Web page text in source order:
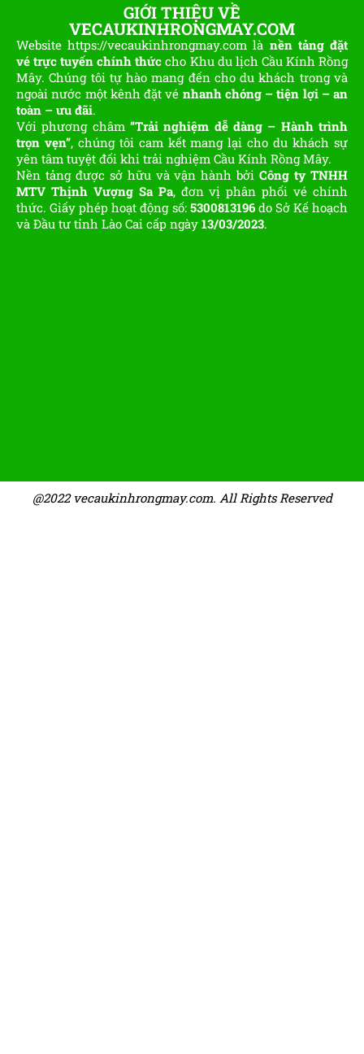
GIỚI THIỆU VỀ
VECAUKINHRONGMAY.COM
Website https://vecaukinhrongmay.com là nền tảng đặt
vé trực tuyến chính thức cho Khu du lịch Cầu Kính Rồng
Mây. Chúng tôi tự hào mang đến cho du khách trong và
ngoài nước một kênh đặt vé nhanh chóng – tiện lợi – an
toàn – ưu đãi.
Với phương châm “Trải nghiệm dễ dàng – Hành trình
trọn vẹn”, chúng tôi cam kết mang lại cho du khách sự
yên tâm tuyệt đối khi trải nghiệm Cầu Kính Rồng Mây.
Nền tảng được sở hữu và vận hành bởiCông ty TNHH
MTV Thịnh Vượng Sa Pa, đơn vị phân phối vé chính
thức. Giấy phép hoạt động số: 5300813196do Sở Kế hoạch
và Đầu tư tỉnh Lào Cai cấp ngày 13/03/2023.
@2022 vecaukinhrongmay.com. All Rights Reserved